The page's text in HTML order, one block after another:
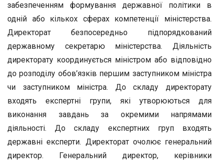
забезпеченням формування державної політики в
одній або кількох сферах компетенції міністерства.
Директорат безпосередньо підпорядкований
державному секретарю міністерства. Діяльність
директорату координується міністром або відповідно
до розподілу обов’язків першим заступником міністра
чи заступником міністра. До складу директорату
входять експертні групи, які утворюються для
виконання завдань за окремими напрямами
діяльності. До складу експертних груп входять
державні експерти. Директорат очолює генеральний
директор. Генеральний директор, керівники